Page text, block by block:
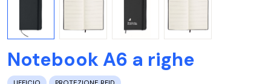
Notebook A6 a righe